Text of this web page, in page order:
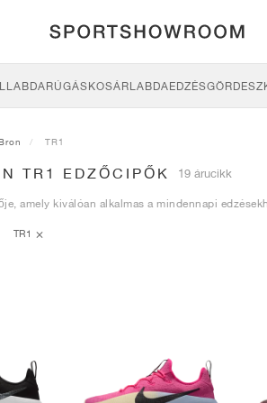
LABDARÚGÁSKOSÁRLABDAEDZÉS
TR1
TR1 EDZŐCIPŐK 19 árucikk
amely kiválóan alkalmas a mindennapi
TR1